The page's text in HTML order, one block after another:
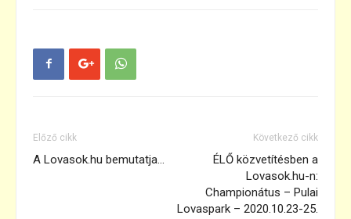
Előző cikk
A Lovasok.hu bemutatja…
Következő cikk
ÉLŐ közvetítésben a
Lovasok.hu-n:
Championátus – Pulai
Lovaspark – 2020.10.23-25.